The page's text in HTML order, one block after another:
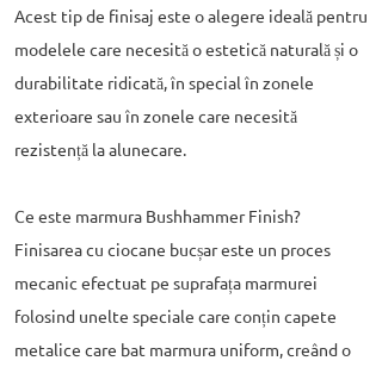
Acest tip de finisaj este o alegere ideală pentru
modelele care necesită o estetică naturală și o
durabilitate ridicată, în special în zonele
exterioare sau în zonele care necesită
rezistență la alunecare.
Ce este marmura Bushhammer Finish?
Finisarea cu ciocane bucșar este un proces
mecanic efectuat pe suprafața marmurei
folosind unelte speciale care conțin capete
metalice care bat marmura uniform, creând o